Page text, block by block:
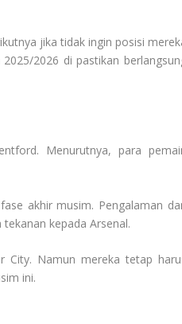
jika tidak ingin posisi
2026 di pastikan
Menurutnya, para
akhir musim. Pengalaman
kepada Arsenal.
City. Namun mereka tetap
ini.